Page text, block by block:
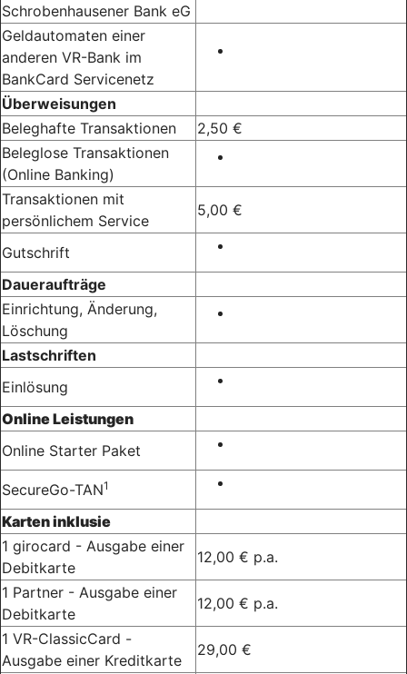
Schrobenhausener Bank eG
Geldautomaten einer
anderen VR-Bank im
BankCard Servicenetz
Überweisungen
Beleghafte Transaktionen
2,50 €
Beleglose Transaktionen
(Online Banking)
Transaktionen mit
persönlichem Service
5,00 €
Gutschrift
Daueraufträge
Einrichtung, Änderung,
Löschung
Lastschriften
Einlösung
Online Leistungen
Online Starter Paket
SecureGo-TAN1
Karten inklusie
1 girocard - Ausgabe einer
Debitkarte
12,00 € p.a.
1 Partner - Ausgabe einer
Debitkarte
12,00 € p.a.
1 VR-ClassicCard -
Ausgabe einer Kreditkarte
29,00 €